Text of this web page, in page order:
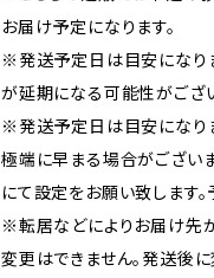
お届け予定になります。
※発送予定日は目安になり
が延期になる可能性がござい
※発送予定日は目安になり
極端に早まる場合がござい
にて設定をお願い致します。
※転居などによりお届け先
変更はできません。発送後に